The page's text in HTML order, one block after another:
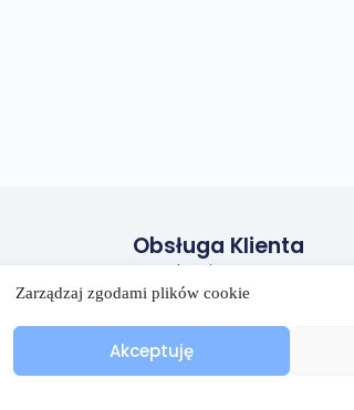
Zarządzaj zgodami plików cookie
Akceptuję
Obsługa Klienta
Regulamin
Polityka prywatności
Polityka plików cookies (EU)